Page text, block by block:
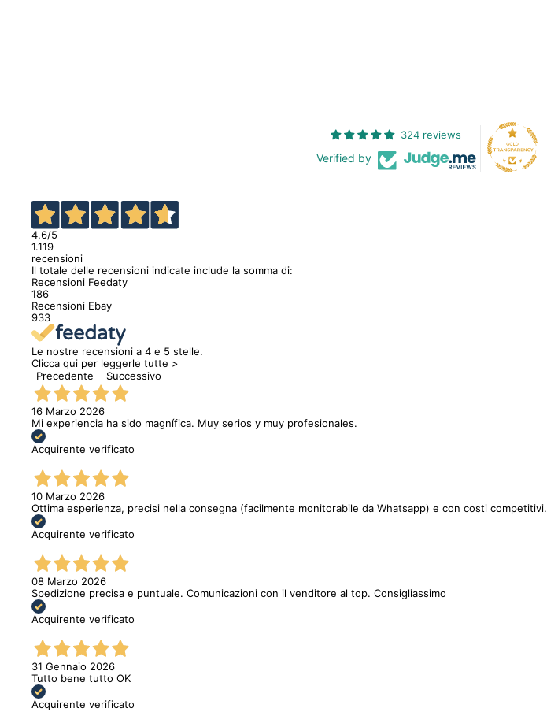
324 reviews
Verified by
4,6/5
1.119
recensioni
Il totale delle recensioni indicate include la somma di:
Recensioni Feedaty
186
Recensioni Ebay
933
Le nostre recensioni a 4 e 5 stelle.
Clicca qui per leggerle tutte >
Precedente
Successivo
16 Marzo 2026
Mi experiencia ha sido magnífica. Muy serios y muy profesionales.
Acquirente verificato
10 Marzo 2026
Ottima esperienza, precisi nella consegna (facilmente monitorabile da Whatsapp) e con costi competitivi.
Acquirente verificato
08 Marzo 2026
Spedizione precisa e puntuale. Comunicazioni con il venditore al top. Consigliassimo
Acquirente verificato
31 Gennaio 2026
Tutto bene tutto OK
Acquirente verificato